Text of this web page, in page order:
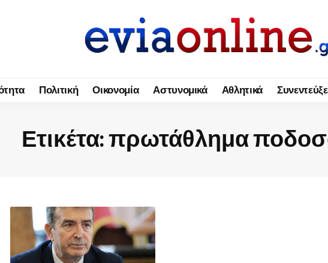
Πολιτική Οικονομία Αστυνομικά Αθλητικά
Ετικέτα:πρωτάθλημα